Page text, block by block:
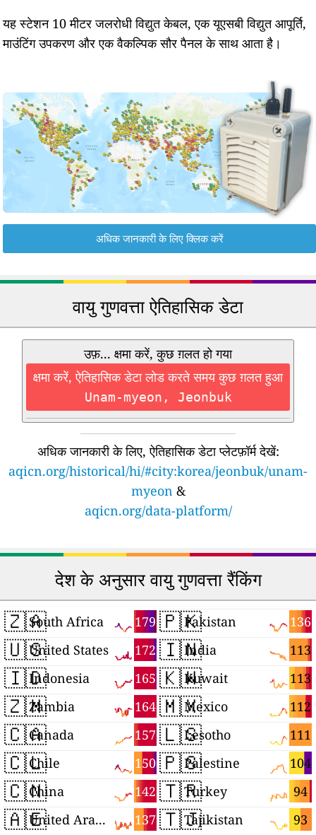
यह स्टेशन 10 मीटर जलरोधी विद्युत केबल, एक यूएसबी विद्युत आपूर्ति,
माउंटिंग उपकरण और एक वैकल्पिक सौर पैनल के साथ आता है।
अधिक जानकारी के लिए क्लिक करें
वायु गुणवत्ता ऐतिहासिक डेटा
उफ़... क्षमा करें, कुछ ग़लत हो गया
क्षमा करें, ऐतिहासिक डेटा लोड करते समय कुछ ग़लत हुआ
Unam-myeon, Jeonbuk
अधिक जानकारी के लिए, ऐतिहासिक डेटा प्लेटफ़ॉर्म देखें:
aqicn.org/historical/hi/#city:korea/jeonbuk/unam-
myeon &
aqicn.org/data-platform/
देश के अनुसार वायु गुणवत्ता रैंकिंग
🇿🇦 179
South Africa
🇺🇸 172
United States
🇮🇩 165
Indonesia
🇿🇲 164
Zambia
🇨🇦 157
Canada
🇨🇱 150
Chile
🇨🇳 142
China
🇦🇪 137
United Arab Emirates
🇵🇰 136
Pakistan
🇮🇳 113
India
🇰🇼 113
Kuwait
🇲🇽 112
Mexico
🇱🇸 111
Lesotho
🇵🇸 104
Palestine
🇹🇷 94
Turkey
🇹🇯 93
Tajikistan